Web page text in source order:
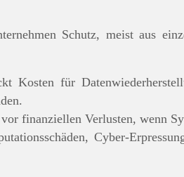
Schutz, meist aus
Kosten für
finanziellen Verlusten, wenn
Cyber-